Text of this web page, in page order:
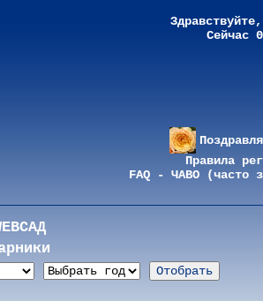
Сейчас
Правила
FAQ - ЧАВО (часто